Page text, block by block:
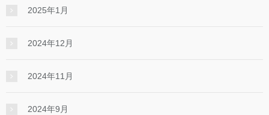
2025年1月
2024年12月
2024年11月
2024年9月